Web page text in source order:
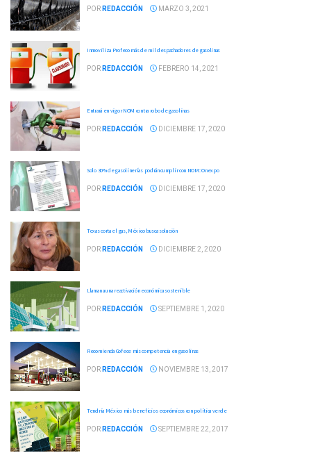
POR REDACCIÓN MARZO 3, 2021
Inmoviliza Profeco más de mil despachadores de gasolinas
POR REDACCIÓN FEBRERO 14, 2021
Entrará en vigor NOM contra robo de gasolinas
POR REDACCIÓN DICIEMBRE 17, 2020
Solo 30% de gasolinerías podrán cumplir con NOM: Onexpo
POR REDACCIÓN DICIEMBRE 17, 2020
Texas corta el gas, México busca solución
POR REDACCIÓN DICIEMBRE 2, 2020
Llaman a una reactivación económica sostenible
POR REDACCIÓN SEPTIEMBRE 1, 2020
Recomienda Cofece más competencia en gasolinas
POR REDACCIÓN NOVIEMBRE 13, 2017
Tendría México más beneficios económicos con política verde
POR REDACCIÓN SEPTIEMBRE 22, 2017